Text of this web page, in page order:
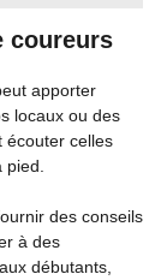
coureurs
apporter
locaux ou des
écouter celles
des conseils
à des
débutants,